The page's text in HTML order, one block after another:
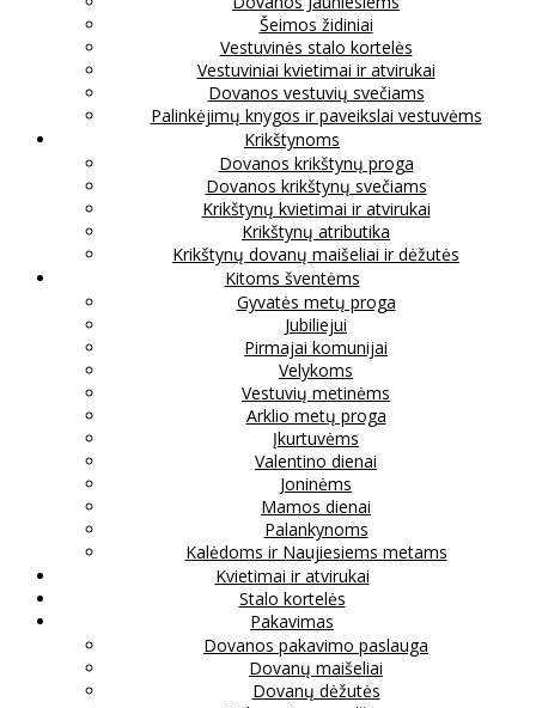
Šeimos židiniai
Vestuvinės stalo kortelės
Vestuviniai kvietimai ir atvirukai
Dovanos vestuvių svečiams
Palinkėjimų knygos ir paveikslai vestuvėms
Krikštynoms
Dovanos krikštynų proga
Dovanos krikštynų svečiams
Krikštynų kvietimai ir atvirukai
Krikštynų atributika
Krikštynų dovanų maišeliai ir dėžutės
Kitoms šventėms
Gyvatės metų proga
Jubiliejui
Pirmajai komunijai
Velykoms
Vestuvių metinėms
Arklio metų proga
Įkurtuvėms
Valentino dienai
Joninėms
Mamos dienai
Palankynoms
Kalėdoms ir Naujiesiems metams
Kvietimai ir atvirukai
Stalo kortelės
Pakavimas
Dovanos pakavimo paslauga
Dovanų maišeliai
Dovanų dėžutės